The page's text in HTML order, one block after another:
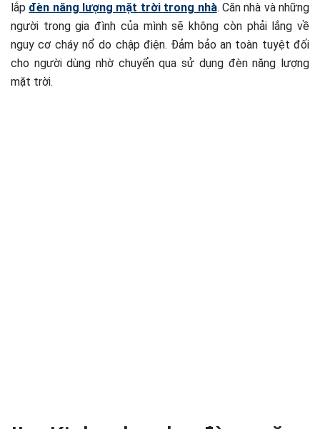
lắp đèn năng lượng mặt trời trong nhà. Căn nhà và những
người trong gia đình của mình sẽ không còn phải lắng về
nguy cơ cháy nổ do chập điện. Đảm bảo an toàn tuyệt đối
cho người dùng nhờ chuyển qua sử dụng đèn năng lượng
mặt trời.